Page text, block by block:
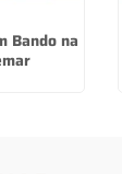
Bando na